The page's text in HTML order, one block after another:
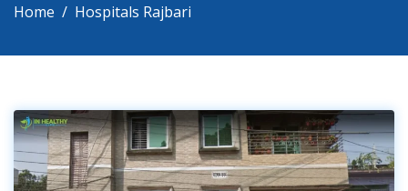
Home Hospitals Rajbari